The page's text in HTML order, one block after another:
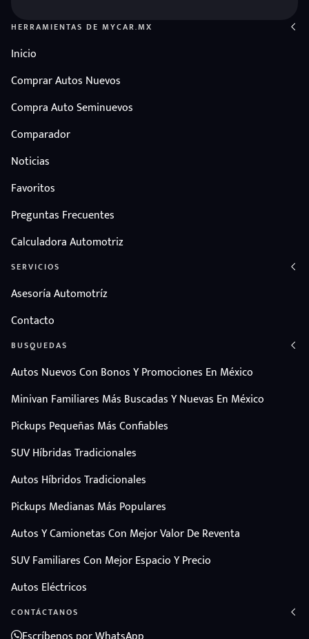
HERRAMIENTAS DE MYCAR.MX
Inicio
Comprar Autos Nuevos
Compra Auto Seminuevos
Comparador
Noticias
Favoritos
Preguntas Frecuentes
Calculadora Automotriz
SERVICIOS
Asesoría Automotríz
Contacto
BUSQUEDAS
Autos Nuevos Con Bonos Y Promociones En México
Minivan Familiares Más Buscadas Y Nuevas En México
Pickups Pequeñas Más Confiables
SUV Híbridas Tradicionales
Autos Híbridos Tradicionales
Pickups Medianas Más Populares
Autos Y Camionetas Con Mejor Valor De Reventa
SUV Familiares Con Mejor Espacio Y Precio
Autos Eléctricos
CONTÁCTANOS